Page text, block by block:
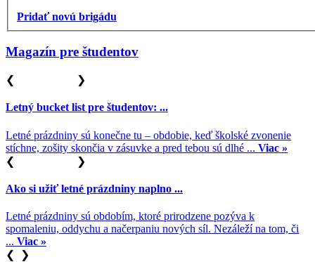
Pridať novú brigádu
Magazín pre študentov
❮ ❯
Letný bucket list pre študentov: ...
Letné prázdniny sú konečne tu – obdobie, keď školské zvonenie
stíchne, zošity skončia v zásuvke a pred tebou sú dlhé ... Viac »
❮
❯
Ako si užiť letné prázdniny naplno ...
Letné prázdniny sú obdobím, ktoré prirodzene pozýva k
spomaleniu, oddychu a načerpaniu nových síl. Nezáleží na tom, či
... Viac »
❮
❯